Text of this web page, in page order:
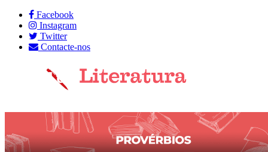
Facebook
Instagram
Twitter
Contacte-nos